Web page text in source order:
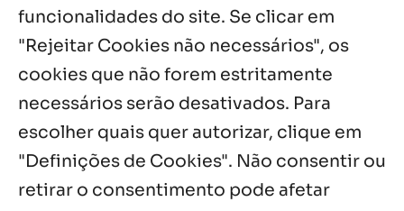
funcionalidades do site. Se clicar em
"Rejeitar Cookies não necessários", os
cookies que não forem estritamente
necessários serão desativados. Para
escolher quais quer autorizar, clique em
"Definições de Cookies". Não consentir ou
retirar o consentimento pode afetar
Palavra Diária (07/08/2026)
Notícias por Categoria